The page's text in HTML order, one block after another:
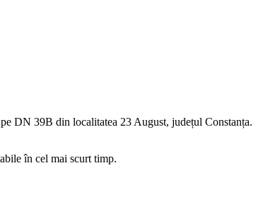
DN 39B din localitatea 23 August, județul Constanța.
în cel mai scurt timp.